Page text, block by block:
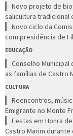
Novo projeto de
salicultura tradicional
Novo ciclo da
com presidência de
EDUCAÇÃO
Conselho
as famílias de Castro
CULTURA
Reencontros,
Emigrante no Monte
Festas em Honra
Castro Marim durante